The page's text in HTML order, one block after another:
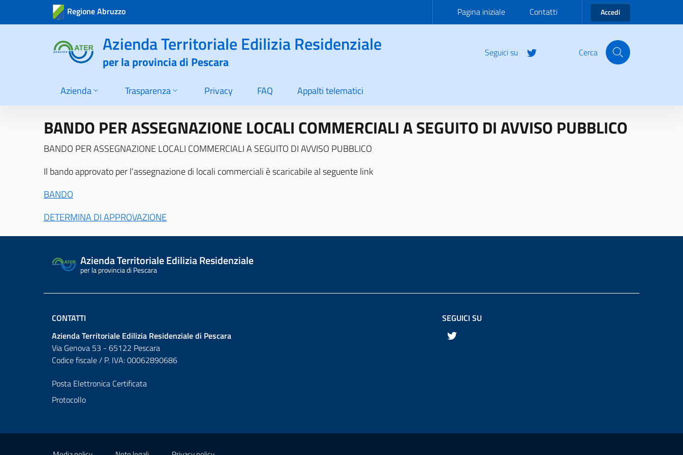
Pagina iniziale Contatti Accedi
Azienda Territoriale Edilizia Residenziale
per la provincia di Pescara
Seguici su Cerca
Azienda Trasparenza Privacy FAQ Appalti telematici
BANDO PER ASSEGNAZIONE LOCALI COMMERCIALI A SEGUITO DI AVVISO PUBBLICO
BANDO PER ASSEGNAZIONE LOCALI COMMERCIALI A SEGUITO DI AVVISO PUBBLICO
Il bando approvato per l'assegnazione di locali commerciali è scaricabile al seguente link
BANDO
DETERMINA DI APPROVAZIONE
Azienda Territoriale Edilizia Residenziale
per la provincia di Pescara
CONTATTI
Azienda Territoriale Edilizia Residenziale di Pescara
Via Genova 53 - 65122 Pescara
Codice fiscale / P. IVA: 00062890686
Posta Elettronica Certificata
Protocollo
SEGUICI SU